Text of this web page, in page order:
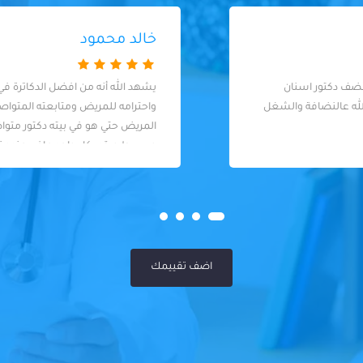
خالد محمود
يشهد الله أنه من افضل الدكاترة في معاملته
واحترامه للمريض ومتابعته المتواصلة مع
المريض حتي هو في بيته دكتور متواضع
وبسيط ويقدر كل واحد مافي عنده تميز لحد.
كل المرضى عنده سواسية
اضف تقييمك